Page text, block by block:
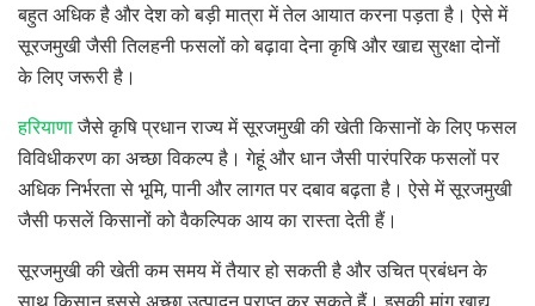
बहुत अधिक है और देश को बड़ी मात्रा में तेल आयात करना पड़ता है। ऐसे में
सूरजमुखी जैसी तिलहनी फसलों को बढ़ावा देना कृषि और खाद्य सुरक्षा दोनों
के लिए जरूरी है।
हरियाणाजैसे कृषि प्रधान राज्य में सूरजमुखी की खेती किसानों के लिए फसल
विविधीकरण का अच्छा विकल्प है। गेहूं और धान जैसी पारंपरिक फसलों पर
अधिक निर्भरता से भूमि, पानी और लागत पर दबाव बढ़ता है। ऐसे में सूरजमुखी
जैसी फसलें किसानों को वैकल्पिक आय का रास्ता देती हैं।
सूरजमुखी की खेती कम समय में तैयार हो सकती है और उचित प्रबंधन के